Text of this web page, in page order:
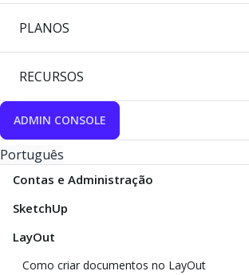
PLANOS
RECURSOS
ADMIN CONSOLE
Português
Contas e Administração
SketchUp
LayOut
Como criar documentos no LayOut